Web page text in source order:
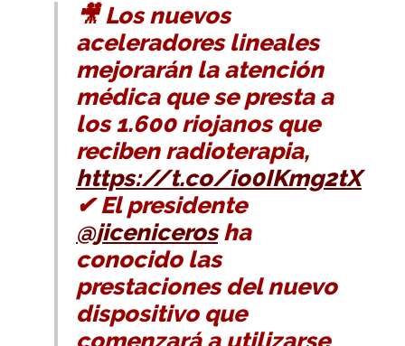
🎥 Los nuevos
aceleradores lineales
mejorarán la atención
médica que se presta a
los 1.600 riojanos que
reciben radioterapia,
https://t.co/io0IKmg2tX
✔ El presidente
@jicenicerosha
conocido las
prestaciones del nuevo
dispositivo que
comenzará a utilizarse